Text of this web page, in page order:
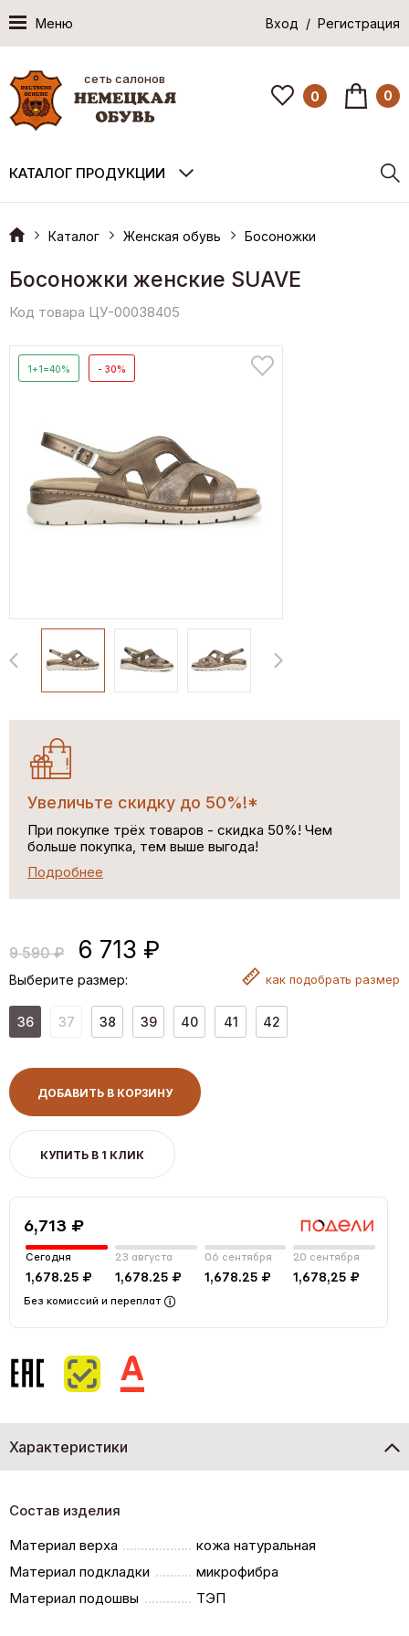
Меню Вход / Регистрация
сеть салонов
0 0
КАТАЛОГ ПРОДУКЦИИ
Каталог Женская обувь Босоножки
Босоножки женские SUAVE
Код товара ЦУ-00038405
1+1=40% - 30%
Увеличьте скидку до 50%!*
При покупке трёх товаров - скидка 50%! Чем
больше покупка, тем выше выгода!
Подробнее
9 590 ₽ 6 713 ₽
Выберите размер: как подобрать размер
36 37 38 39 40 41 42
ДОБАВИТЬ В КОРЗИНУ
КУПИТЬ В 1 КЛИК
6,713 ₽
Сегодня
1,678.25 ₽
23 августа
1,678.25 ₽
06 сентября
1,678.25 ₽
20 сентября
1,678,25 ₽
Без комиссий и переплат
Характеристики
Состав изделия
Материал верха
кожа натуральная
Материал подкладки
микрофибра
Материал подошвы
ТЭП